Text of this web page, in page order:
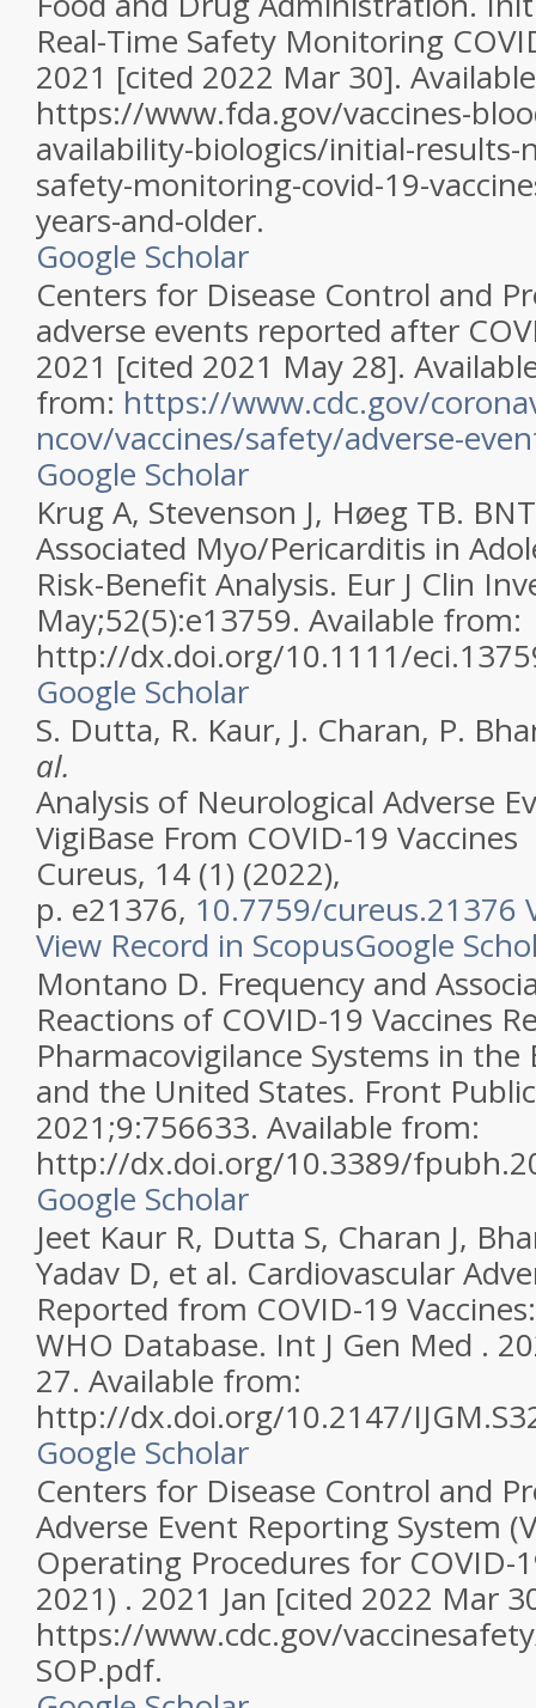
Real-Time Safety Monitoring
2021 [cited 2022 Mar 30].
https://www.fda.gov/vaccines-
availability-biologics/initial-results-
safety-monitoring-covid-19-
years-and-older.
Google Scholar
Centers for Disease Control and
adverse events reported after
2021 [cited 2021 May 28].
from: https://www.cdc.gov/
ncov/vaccines/safety/adverse-
Google Scholar
Krug A, Stevenson J, Høeg TB.
Associated Myo/Pericarditis in
Risk-Benefit Analysis. Eur J Clin
May;52(5):e13759. Available from:
http://dx.doi.org/10.1111/
Google Scholar
S. Dutta, R. Kaur, J. Charan, P.
al.
Analysis of Neurological Adverse
VigiBase From COVID-19 Vaccines
Cureus, 14 (1) (2022),
p. e21376, 10.7759/cureus.21376
View Record in ScopusGoogle
Montano D. Frequency and
Reactions of COVID-19 Vaccines
Pharmacovigilance Systems in
and the United States. Front
2021;9:756633. Available from:
http://dx.doi.org/10.3389/
Google Scholar
Jeet Kaur R, Dutta S, Charan J,
Yadav D, et al. Cardiovascular
Reported from COVID-19
WHO Database. Int J Gen Med .
27. Available from:
http://dx.doi.org/10.2147/
Google Scholar
Centers for Disease Control and
Adverse Event Reporting System
Operating Procedures for COVID-
2021) . 2021 Jan [cited 2022 Mar
https://www.cdc.gov/
SOP.pdf.